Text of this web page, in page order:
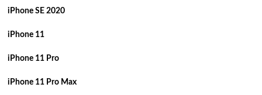
iPhone SE 2020
iPhone 11
iPhone 11 Pro
iPhone 11 Pro Max